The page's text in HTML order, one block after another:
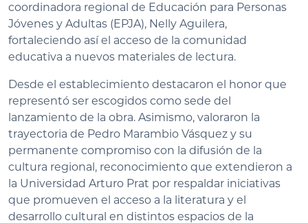
coordinadora regional de Educación para Personas
Jóvenes y Adultas (EPJA), Nelly Aguilera,
fortaleciendo así el acceso de la comunidad
educativa a nuevos materiales de lectura.
Desde el establecimiento destacaron el honor que
representó ser escogidos como sede del
lanzamiento de la obra. Asimismo, valoraron la
trayectoria de Pedro Marambio Vásquez y su
permanente compromiso con la difusión de la
cultura regional, reconocimiento que extendieron a
la Universidad Arturo Prat por respaldar iniciativas
que promueven el acceso a la literatura y el
desarrollo cultural en distintos espacios de la